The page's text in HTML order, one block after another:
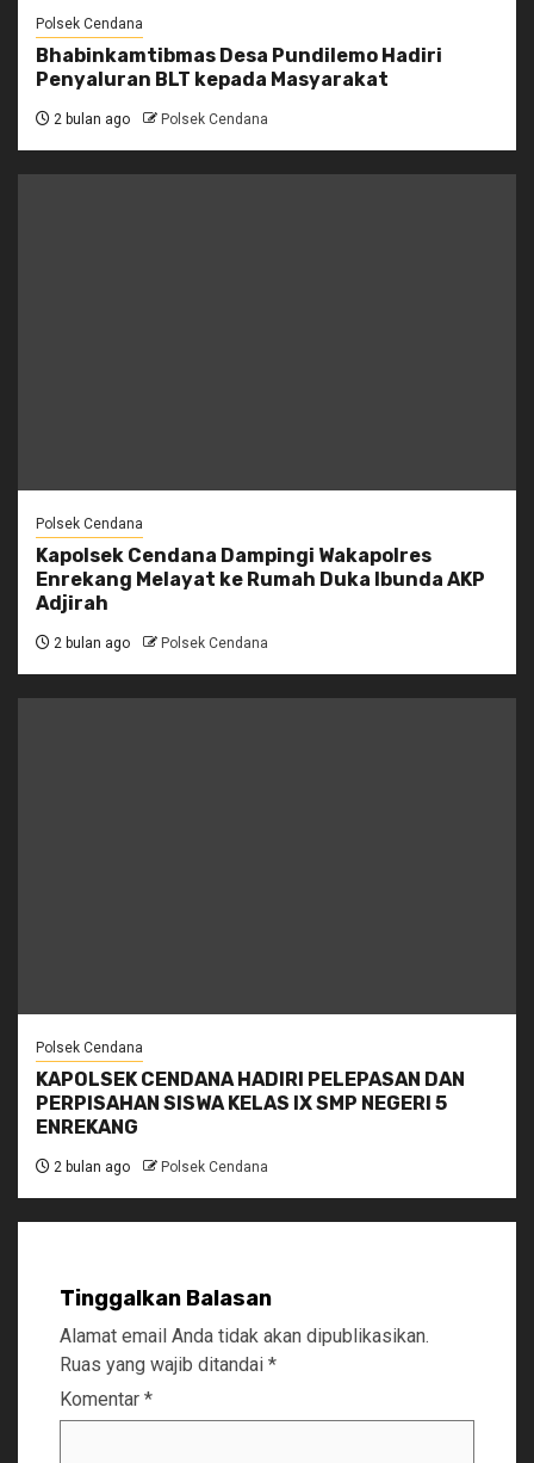
Polsek Cendana
Bhabinkamtibmas Desa Pundilemo Hadiri
Penyaluran BLT kepada Masyarakat
2 bulan ago Polsek Cendana
Polsek Cendana
Kapolsek Cendana Dampingi Wakapolres
Enrekang Melayat ke Rumah Duka Ibunda AKP
Adjirah
2 bulan ago Polsek Cendana
Polsek Cendana
KAPOLSEK CENDANA HADIRI PELEPASAN DAN
PERPISAHAN SISWA KELAS IX SMP NEGERI 5
ENREKANG
2 bulan ago Polsek Cendana
Tinggalkan Balasan
Alamat email Anda tidak akan dipublikasikan.
Ruas yang wajib ditandai *
Komentar *